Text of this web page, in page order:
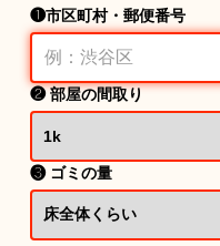
❶市区町村・郵便番号
❷ 部屋の間取り
❸ ゴミの量